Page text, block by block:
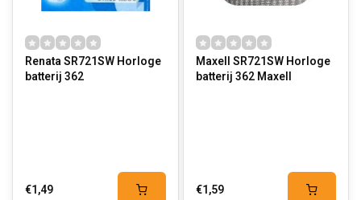
Renata SR721SW Horloge
batterij 362
€1,49
Maxell SR721SW Horloge
batterij 362 Maxell
€1,59